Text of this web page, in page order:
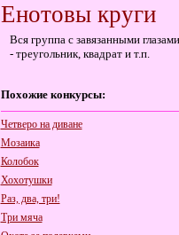
Енотовы круги
Вся группа с завязанными
- треугольник, квадрат и т.п.
Похожие конкурсы:
Четверо на диване
Мозаика
Колобок
Хохотушки
Раз, два, три!
Три мяча